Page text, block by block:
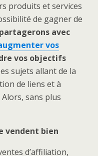
produits et services
de gagner de
avec
vos
vos objectifs
sujets allant de la
de liens et à
sans plus
vendent bien
d’affiliation,